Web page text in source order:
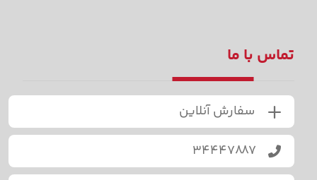
تماس با ما
سفارش آنلاین
۳۴۴۴۷۸۸۷